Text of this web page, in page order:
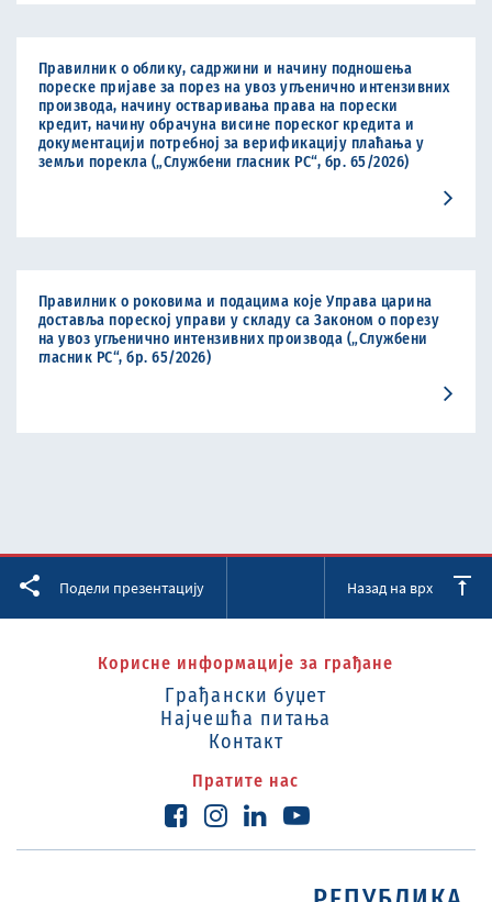
Правилник о облику, садржини и начину подношења
пореске пријаве за порез на увоз угљенично интензивних
производа, начину остваривања права на порески
кредит, начину обрачуна висине пореског кредита и
документацији потребној за верификацију плаћања у
земљи порекла („Службени гласник РС“, бр. 65/2026)
Правилник о роковима и подацима које Управа царина
доставља пореској управи у складу са Законом о порезу
на увоз угљенично интензивних производа („Службени
гласник РС“, бр. 65/2026)
Подели презентацију Назад на врх
Корисне информације за грађане
Грађански буџет
Најчешћа питања
Контакт
Пратите нас